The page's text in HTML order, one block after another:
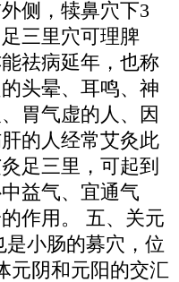
侧，犊鼻穴下3
三里穴可理脾
祛病延年，也称
头晕、耳鸣、神
胃气虚的人、因
的人经常艾灸此
足三里，可起到
益气、宜通气
作用。 五、关元
小肠的募穴，位
元阴和元阳的交汇